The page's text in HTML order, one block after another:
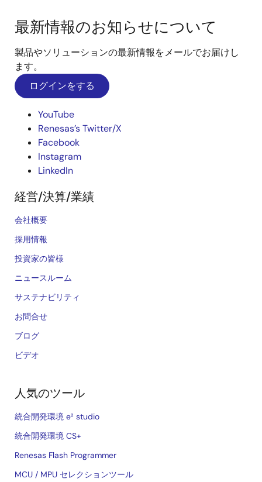
最新情報のお知らせについて
製品やソリューションの最新情報をメールでお届けし
ます。
ログインをする
YouTube
Renesas’s Twitter/X
Facebook
Instagram
LinkedIn
経営/決算/業績
会社概要
採用情報
投資家の皆様
ニュースルーム
サステナビリティ
お問合せ
ブログ
ビデオ
人気のツール
統合開発環境 e² studio
統合開発環境 CS+
Renesas Flash Programmer
MCU / MPU セレクションツール